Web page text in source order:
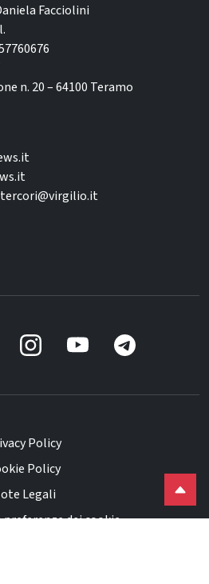
Facciolini
n. 20 – 64100 Teramo
Policy
Policy
Legali
dei cookie